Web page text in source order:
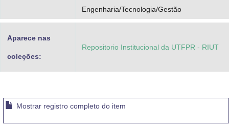
Engenharia/Tecnologia/Gestão
Aparece nas
coleções:
Repositorio Institucional da UTFPR - RIUT
Mostrar registro completo do item